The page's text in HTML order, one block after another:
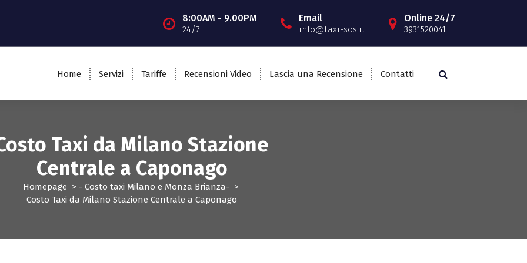
8:00AM - 9.00PM
24/7
Email
info@taxi-sos.it
Online 24/7
3931520041
Home Servizi Tariffe Recensioni Video Lascia una Recensione Contatti
Taxi da Milano Stazione
Centrale a Caponago
Homepage > - Costo taxi Milano e Monza Brianza- >
Costo Taxi da Milano Stazione Centrale a Caponago